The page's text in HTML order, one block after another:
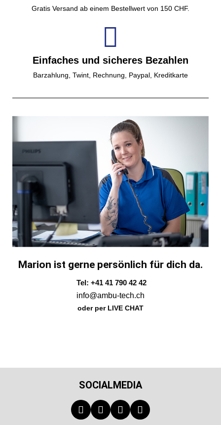
Gratis Versand ab einem Bestellwert von 150 CHF.
Einfaches und sicheres Bezahlen
Barzahlung, Twint, Rechnung, Paypal, Kreditkarte
Marion ist gerne persönlich für dich da.
Tel: +41 41 790 42 42
info@ambu-tech.ch
oder per LIVE CHAT
SOCIALMEDIA